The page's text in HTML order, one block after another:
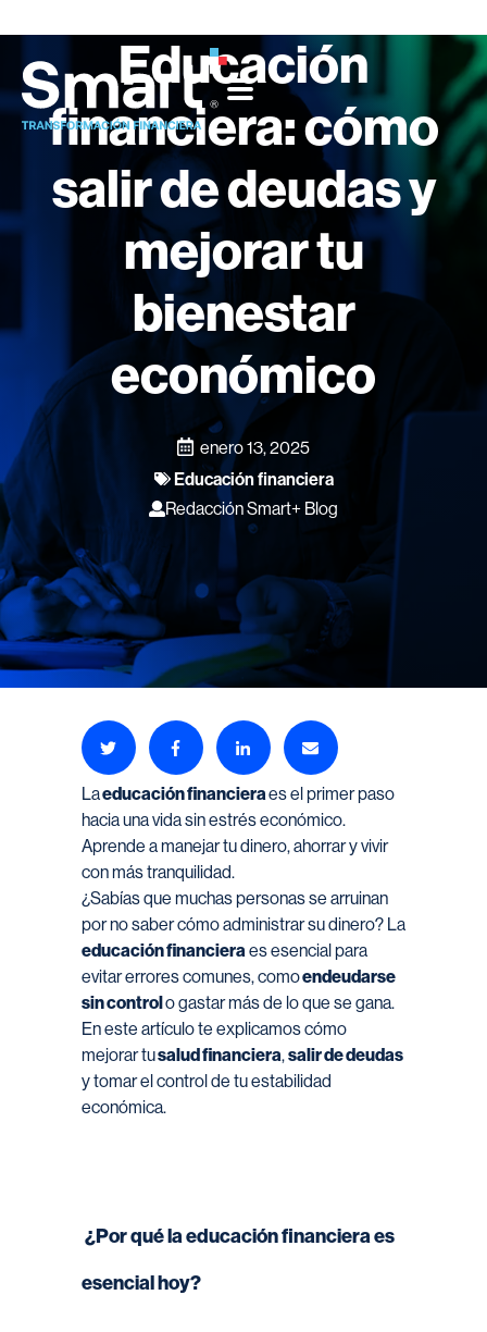
Educación
financiera: cómo
salir de deudas y
mejorar tu
bienestar
económico
enero 13, 2025
Educación financiera
Redacción Smart+ Blog
Laeducación financieraes el primer paso
hacia una vida sin estrés económico.
Aprende a manejar tu dinero, ahorrar y vivir
con más tranquilidad.
¿Sabías que muchas personas se arruinan
por no saber cómo administrar su dinero? La
educación financieraes esencial para
evitar errores comunes, comoendeudarse
sin control o gastar más de lo que se gana.
En este artículo te explicamos cómo
mejorar tusalud financiera,salir de deudas
y tomar el control de tu estabilidad
económica.
¿Por qué la educación financiera es
esencial hoy?